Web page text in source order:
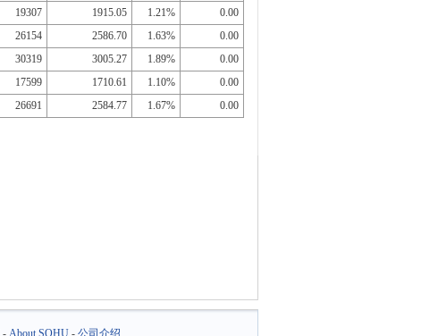
19307 1915.05 1.21%
0.00
26154 2586.70 1.63%
0.00
30319 3005.27 1.89%
0.00
17599 1710.61 1.10%
0.00
26691 2584.77 1.67%
0.00
- About SOHU- 公司介绍